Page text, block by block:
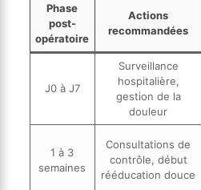
Phase
post-
opératoire
Actions
recommandées
J0 à J7
Surveillance
hospitalière,
gestion de la
douleur
1 à 3
semaines
Consultations de
contrôle, début
rééducation douce